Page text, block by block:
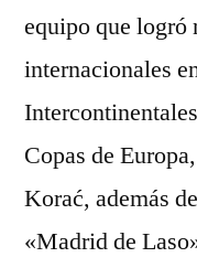
equipo que logró
internacionales
Copas de
Korać, además
«Madrid de